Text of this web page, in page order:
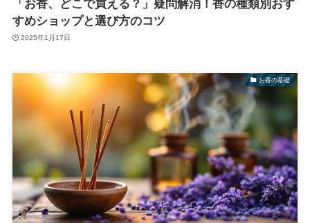
「お香、どこで買える？」疑問解消！香の種類別おす
すめショップと選び方のコツ
2025年1月17日
お香の基礎